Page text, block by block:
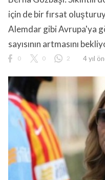
için de bir fırsat
Alemdar gibi Avrupa'ya
sayısının artmasını
0 0 2 4 yıl